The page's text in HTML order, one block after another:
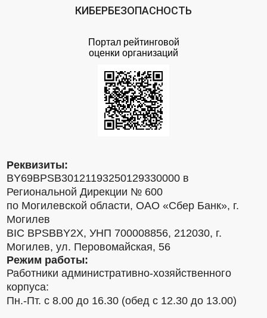
КИБЕРБЕЗОПАСНОСТЬ
Портал рейтинговой
оценки организаций
Реквизиты:
BY69BPSB30121193250129330000 в
Региональной Дирекции № 600
по Могилевской области, ОАО «Сбер Банк», г.
Могилев
BIC BPSBBY2X, УНП 700008856, 212030, г.
Могилев, ул. Перовомайская, 56
Режим работы:
Работники административно-хозяйственного
корпуса:
Пн.-Пт. с 8.00 до 16.30 (обед с 12.30 до 13.00)